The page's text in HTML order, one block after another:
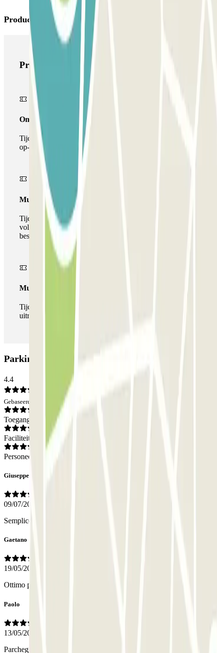
Producten van Parclick
Producten van Parclick
Onepass
Tijdens je verblijf kun je de parkeerplaats maar één keer
op- en afrijden.
Multiparking pass
Tijdens uw verblijf kunt u gebruik maken van het
volledige netwerk van parkeergarages van deze operator,
beschikbaar bij Parclick.
Multipass
Tijdens je verblijf kun je de parkeerplaats zo vaak in- en
uitrijden als je wilt.
Parking Gyeffe: Beoordelingen
4.4
Gebaseerd op 50 meningen
Toegang
Faciliteiten
Personeel
Giuseppe
09/07/2026
Semplice, pratico, personale accogliente e professionale
Gaetano
19/05/2026
Ottimo parcheggio. Tutto ok.
Paolo
13/05/2026
Parcheggio perfetto alle porte di Roma. 300 mt dalla Metro linea